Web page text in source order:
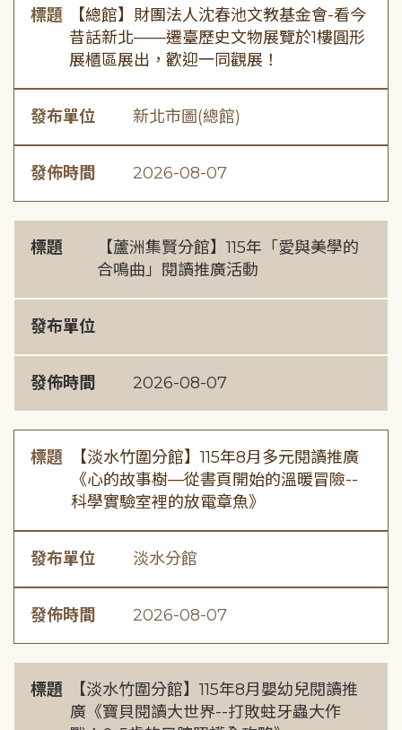
標題
【總館】財團法人沈春池文教基金會-看今
昔話新北——遷臺歷史文物展覽於1樓圓形
展櫃區展出，歡迎一同觀展！
發布單位 新北市圖(總館)
發佈時間 2026-08-07
標題
【蘆洲集賢分館】115年「愛與美學的
合鳴曲」閱讀推廣活動
發布單位
發佈時間 2026-08-07
標題
【淡水竹圍分館】115年8月多元閱讀推廣
《心的故事樹—從書頁開始的溫暖冒險--
科學實驗室裡的放電章魚》
發布單位 淡水分館
發佈時間 2026-08-07
標題
【淡水竹圍分館】115年8月嬰幼兒閱讀推
廣《寶貝閱讀大世界--打敗蛀牙蟲大作